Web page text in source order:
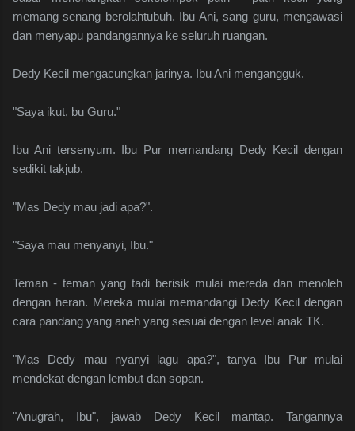
memang senang berolahtubuh. Ibu Ani, sang guru, mengawasi
dan menyapu pandangannya ke seluruh ruangan.
Dedy Kecil mengacungkan jarinya. Ibu Ani mengangguk.
"Saya ikut, bu Guru."
Ibu Ani tersenyum. Ibu Pur memandang Dedy Kecil dengan
sedikit takjub.
"Mas Dedy mau jadi apa?".
"Saya mau menyanyi, Ibu."
Teman - teman yang tadi berisik mulai mereda dan menoleh
dengan heran. Mereka mulai memandangi Dedy Kecil dengan
cara pandang yang aneh yang sesuai dengan level anak TK.
"Mas Dedy mau nyanyi lagu apa?", tanya Ibu Pur mulai
mendekat dengan lembut dan sopan.
"Anugrah, Ibu", jawab Dedy Kecil mantap. Tangannya